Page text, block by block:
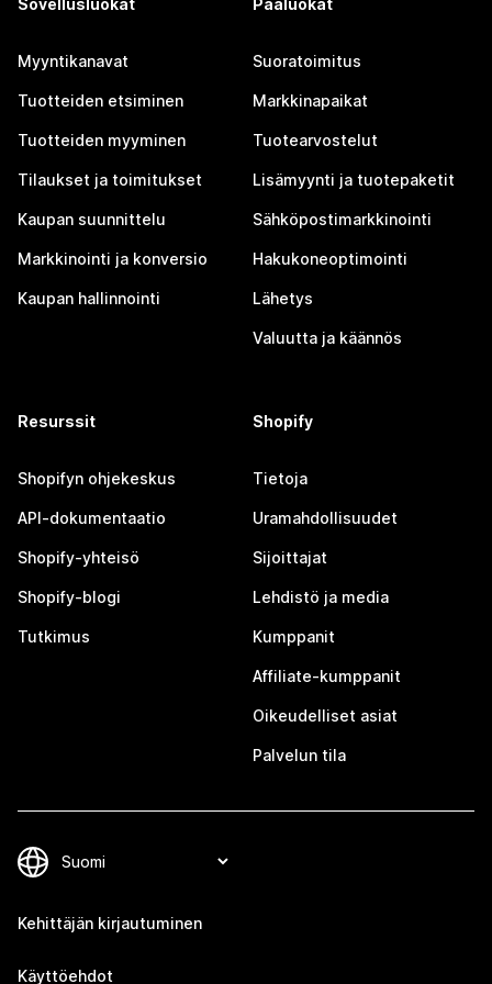
Sovellusluokat
Myyntikanavat
Tuotteiden etsiminen
Tuotteiden myyminen
Tilaukset ja toimitukset
Kaupan suunnittelu
Markkinointi ja konversio
Kaupan hallinnointi
Pääluokat
Suoratoimitus
Markkinapaikat
Tuotearvostelut
Lisämyynti ja tuotepaketit
Sähköpostimarkkinointi
Hakukoneoptimointi
Lähetys
Valuutta ja käännös
Resurssit
Shopifyn ohjekeskus
API-dokumentaatio
Shopify-yhteisö
Shopify-blogi
Tutkimus
Shopify
Tietoja
Uramahdollisuudet
Sijoittajat
Lehdistö ja media
Kumppanit
Affiliate-kumppanit
Oikeudelliset asiat
Palvelun tila
Kehittäjän kirjautuminen
Käyttöehdot